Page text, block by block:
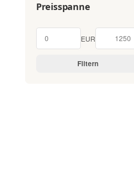
Preisspanne
EUR
Filtern